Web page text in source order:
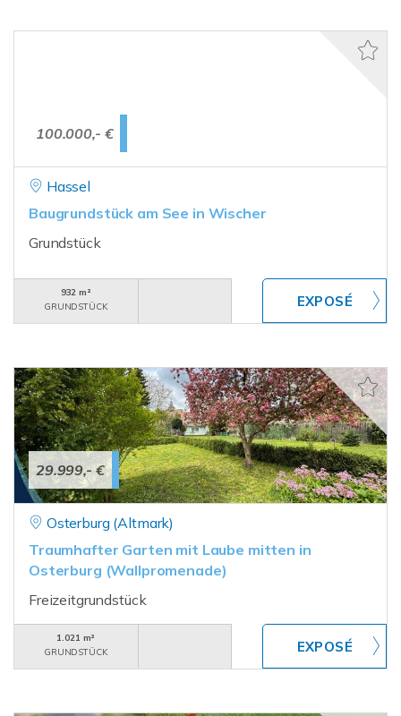
100.000,- €
Hassel
Baugrundstück am See in Wischer
Grundstück
932 m²
GRUNDSTÜCK
29.999,- €
Osterburg (Altmark)
Traumhafter Garten mit Laube mitten in
Osterburg (Wallpromenade)
Freizeitgrundstück
1.021 m²
GRUNDSTÜCK